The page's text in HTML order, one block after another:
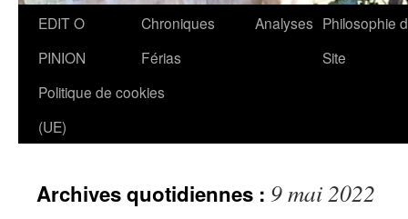
Aller
contenu
EDIT O
PINION
Chroniques
Férias
Analyses Philosophie
Site
Politique de cookies
(UE)
Archives quotidiennes : 9 mai 2022